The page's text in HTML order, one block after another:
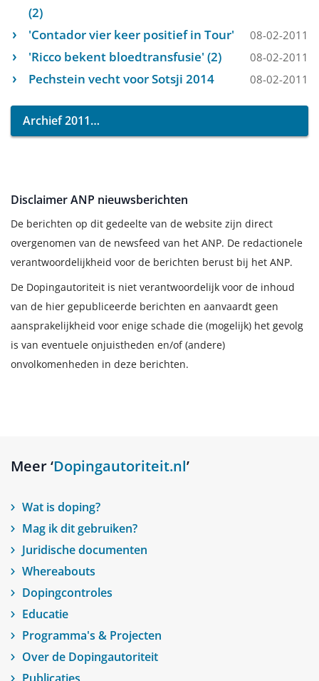
(2)
'Contador vier keer positief in Tour' 08-02-2011
'Ricco bekent bloedtransfusie' (2) 08-02-2011
Pechstein vecht voor Sotsji 2014 08-02-2011
Archief 2011
Disclaimer ANP nieuwsberichten
De berichten op dit gedeelte van de website zijn direct
overgenomen van de newsfeed van het ANP. De redactionele
verantwoordelijkheid voor de berichten berust bij het ANP.
De Dopingautoriteit is niet verantwoordelijk voor de inhoud
van de hier gepubliceerde berichten en aanvaardt geen
aansprakelijkheid voor enige schade die (mogelijk) het gevolg
is van eventuele onjuistheden en/of (andere)
onvolkomenheden in deze berichten.
Meer ‘Dopingautoriteit.nl’
Wat is doping?
Mag ik dit gebruiken?
Juridische documenten
Whereabouts
Dopingcontroles
Educatie
Programma's & Projecten
Over de Dopingautoriteit